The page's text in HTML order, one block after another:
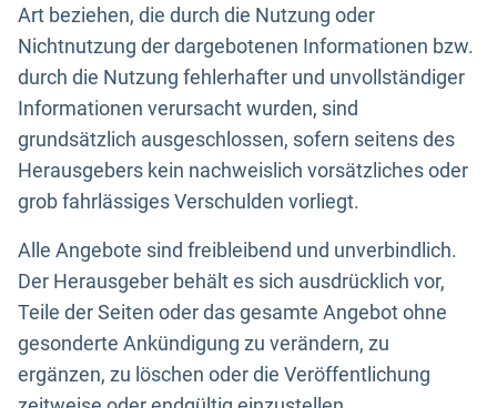
Art beziehen, die durch die Nutzung oder
Nichtnutzung der dargebotenen Informationen bzw.
durch die Nutzung fehlerhafter und unvollständiger
Informationen verursacht wurden, sind
grundsätzlich ausgeschlossen, sofern seitens des
Herausgebers kein nachweislich vorsätzliches oder
grob fahrlässiges Verschulden vorliegt.
Alle Angebote sind freibleibend und unverbindlich.
Der Herausgeber behält es sich ausdrücklich vor,
Teile der Seiten oder das gesamte Angebot ohne
gesonderte Ankündigung zu verändern, zu
ergänzen, zu löschen oder die Veröffentlichung